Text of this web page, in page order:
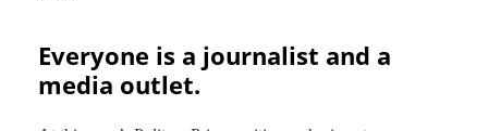
Everyone is a journalist and a
media outlet.